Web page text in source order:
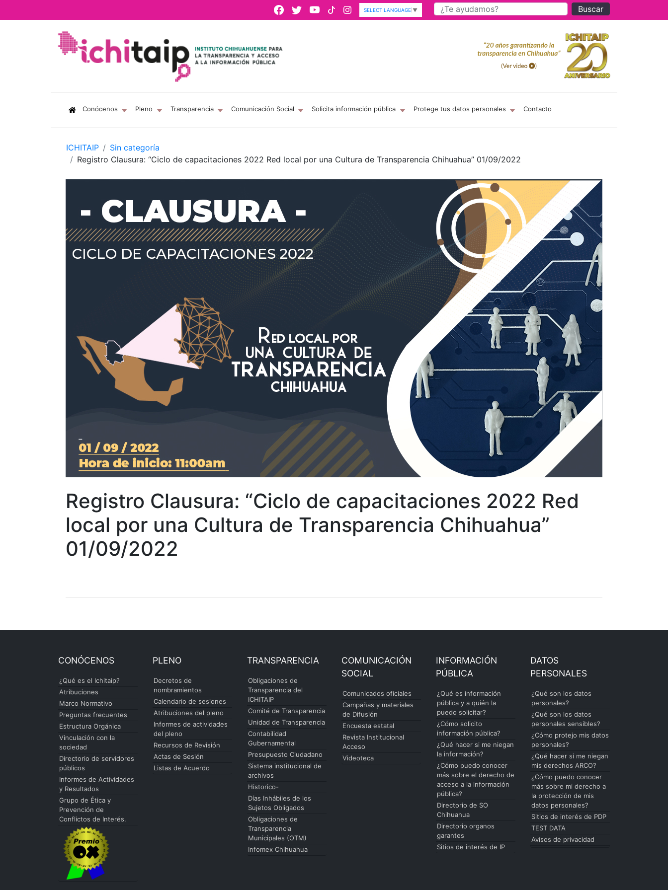
Buscar
SELECT LANGUAGE ▼
Conócenos (current)
Pleno Transparencia Comunicación Social Solicita información pública Protege tus datos personales Contacto
ICHITAIP
Sin categoría
Registro Clausura: “Ciclo de capacitaciones 2022 Red local por una Cultura de Transparencia Chihuahua” 01/09/2022
Registro Clausura: “Ciclo de capacitaciones 2022 Red
local por una Cultura de Transparencia Chihuahua”
01/09/2022
CONÓCENOS
¿Qué es el Ichitaip?
Atribuciones
Marco Normativo
Preguntas frecuentes
Estructura Orgánica
Vinculación con la
sociedad
Directorio de servidores
públicos
Informes de Actividades
y Resultados
Grupo de Ética y
Prevención de
Conflictos de Interés.
PLENO
Decretos de
nombramientos
Calendario de sesiones
Atribuciones del pleno
Informes de actividades
del pleno
Recursos de Revisión
Actas de Sesión
Listas de Acuerdo
TRANSPARENCIA
Obligaciones de
Transparencia del
ICHITAIP
Comité de Transparencia
Unidad de Transparencia
Contabilidad
Gubernamental
Presupuesto Ciudadano
Sistema institucional de
archivos
Historico-
Días Inhábiles de los
Sujetos Obligados
Obligaciones de
Transparencia
Municipales (OTM)
Infomex Chihuahua
COMUNICACIÓN
SOCIAL
Comunicados oficiales
Campañas y materiales
de Difusión
Encuesta estatal
Revista Institucional
Acceso
Videoteca
INFORMACIÓN
PÚBLICA
¿Qué es información
pública y a quién la
puedo solicitar?
¿Cómo solicito
información pública?
¿Qué hacer si me niegan
la información?
¿Cómo puedo conocer
más sobre el derecho de
acceso a la información
pública?
Directorio de SO
Chihuahua
Directorio organos
garantes
Sitios de interés de IP
DATOS
PERSONALES
¿Qué son los datos
personales?
¿Qué son los datos
personales sensibles?
¿Cómo protejo mis datos
personales?
¿Qué hacer si me niegan
mis derechos ARCO?
¿Cómo puedo conocer
más sobre mi derecho a
la protección de mis
datos personales?
Sitios de interés de PDP
TEST DATA
Avisos de privacidad